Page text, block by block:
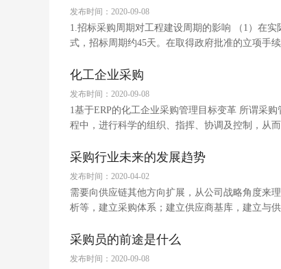
发布时间：2020-09-08
1.招标采购周期对工程建设周期的影响 （1）在
式，招标周期约45天。在取得政府批准的立项手
化工企业采购
发布时间：2020-09-08
1基于ERP的化工企业采购管理目标变革 所谓采
程中，进行科学的组织、指挥、协调及控制，从
采购行业未来的发展趋势
发布时间：2020-04-02
需要向供应链其他方向扩展，从公司战略角度来
析等，建立采购体系；建立供应商基库，建立与
采购员的前途是什么
发布时间：2020-09-08